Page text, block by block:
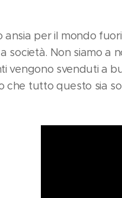
ansia per il mondo
società. Non siamo a
vengono svenduti a
che tutto questo sia